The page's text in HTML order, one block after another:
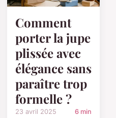
Comment
porter la jupe
plissée avec
élégance sans
paraître trop
formelle ?
23 avril 2025 6 min